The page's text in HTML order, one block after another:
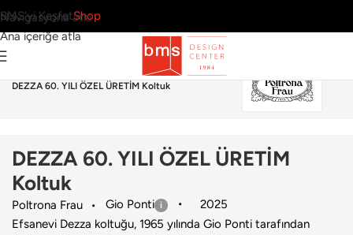
Navigasyona atla
Ana içeriğe atla
BMS’yi KeşfetShop
›Poltrona Frau›
DEZZA 60. YILI ÖZEL ÜRETİM Koltuk
DEZZA 60. YILI ÖZEL ÜRETİM
Koltuk
Poltrona Frau Gio Ponti
2025
Efsanevi Dezza koltuğu, 1965 yılında Gio Ponti tarafından